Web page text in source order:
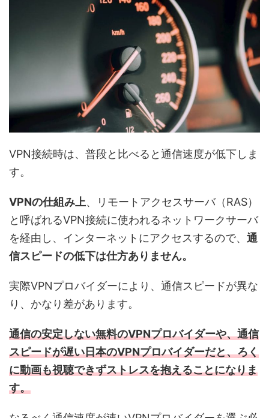
VPN接続時は、普段と比べると通信速度が低下しま
す。
VPNの仕組み上、リモートアクセスサーバ（RAS）
と呼ばれるVPN接続に使われるネットワークサーバ
を経由し、インターネットにアクセスするので、 通
信スピードの低下は仕方ありません。
実際VPNプロバイダーにより、通信スピードが異な
り、かなり差があります。
通信の安定しない無料のVPNプロバイダーや、通信
スピードが遅い日本のVPNプロバイダーだと、ろく
に動画も視聴できずストレスを抱えることになりま
す。